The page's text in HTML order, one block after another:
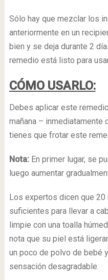
Sólo hay que mezclar los
anteriormente en un
bien y se deja durante 2
remedio está listo para
CÓMO USARLO:
Debes aplicar este
mañana –
tienes que frotar este
Nota:En primer lugar, se
luego aumentar
Los expertos dicen que
suficientes para llevar a
limpie con una toalla
nota que su piel está
un poco de polvo de bebé
sensación desagradable.